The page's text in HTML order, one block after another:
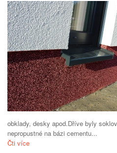
obklady, desky apod.Dříve byly
nepropustné na bázi cementu...
Čti více